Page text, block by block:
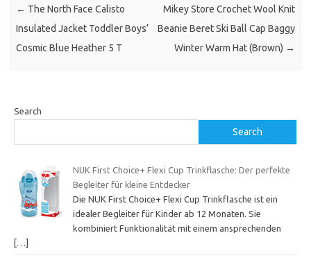
← The North Face Calisto
Insulated Jacket Toddler Boys’
Cosmic Blue Heather 5 T
Mikey Store Crochet Wool Knit
Beanie Beret Ski Ball Cap Baggy
Winter Warm Hat (Brown) →
Search
Search
NUK First Choice+ Flexi Cup Trinkflasche: Der perfekte
Begleiter für kleine Entdecker
Die NUK First Choice+ Flexi Cup Trinkflasche ist ein
idealer Begleiter für Kinder ab 12 Monaten. Sie
kombiniert Funktionalität mit einem ansprechenden
[…]